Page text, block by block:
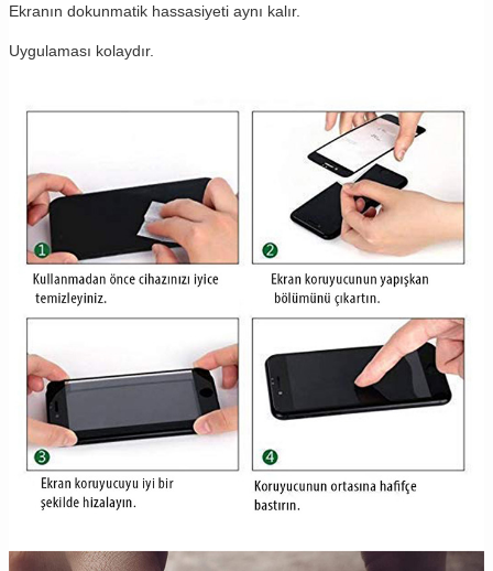
Ekranın dokunmatik hassasiyeti aynı kalır.
Uygulaması kolaydır.